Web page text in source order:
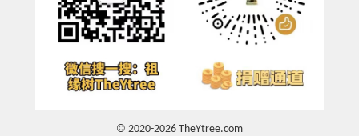
© 2020-2026 TheYtree.com